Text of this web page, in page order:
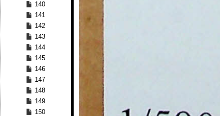
140
141
142
143
144
145
146
147
148
149
150